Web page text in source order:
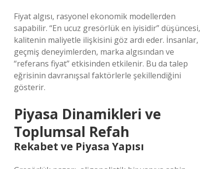
Fiyat algısı, rasyonel ekonomik modellerden
sapabilir. “En ucuz gresörlük en iyisidir” düşüncesi,
kalitenin maliyetle ilişkisini göz ardı eder. İnsanlar,
geçmiş deneyimlerden, marka algısından ve
“referans fiyat” etkisinden etkilenir. Bu da talep
eğrisinin davranışsal faktörlerle şekillendiğini
gösterir.
Piyasa Dinamikleri ve
Toplumsal Refah
Rekabet ve Piyasa Yapısı